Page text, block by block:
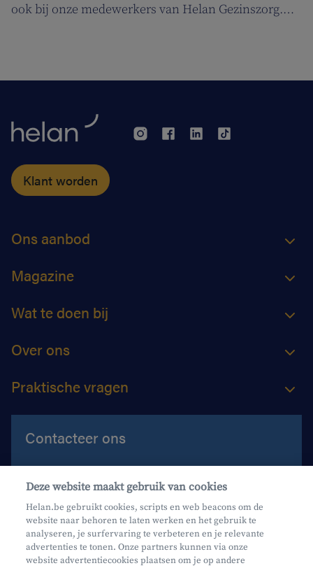
ook bij onze medewerkers van Helan Gezinszorg.
hun klanten kunnen zorgen.
Klant worden
Ons aanbod
Magazine
Wat te doen bij
Over ons
Praktische vragen
Contacteer ons
Contacteer ons
Maak een afspraak
Waar vind je ons?
Deze website maakt gebruik van cookies
Helan.be gebruikt cookies, scripts en web beacons om de
website naar behoren te laten werken en het gebruik te
analyseren, je surfervaring te verbeteren en je relevante
advertenties te tonen. Onze partners kunnen via onze
website advertentiecookies plaatsen om je op andere